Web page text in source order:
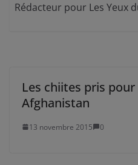
Rédacteur pour Les Yeux
Les chiites pris pour
Afghanistan
13 novembre 2015 0